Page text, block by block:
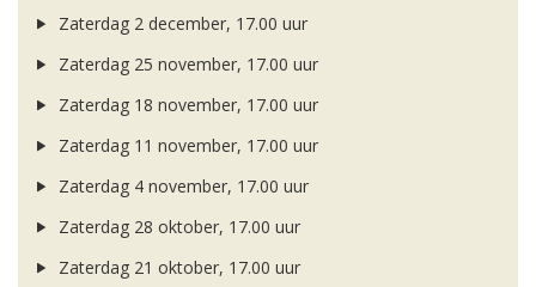
Zaterdag 2 december, 17.00 uur
Zaterdag 25 november, 17.00 uur
Zaterdag 18 november, 17.00 uur
Zaterdag 11 november, 17.00 uur
Zaterdag 4 november, 17.00 uur
Zaterdag 28 oktober, 17.00 uur
Zaterdag 21 oktober, 17.00 uur